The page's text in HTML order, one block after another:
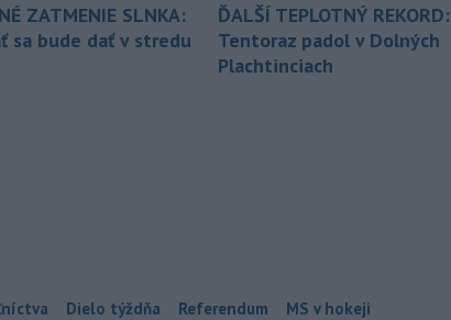
ZATMENIE SLNKA:
sa bude dať v stredu
ĎALŠÍ TEPLOTNÝ REKORD:
Tentoraz padol v Dolných
Plachtinciach
Dielo týždňa Referendum MS v hokeji